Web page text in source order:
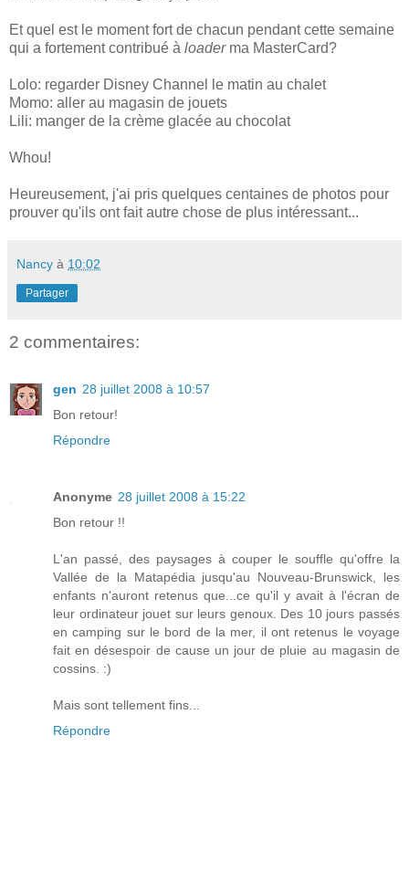
Et quel est le moment fort de chacun pendant cette semaine
qui a fortement contribué à loader ma MasterCard?
Lolo: regarder Disney Channel le matin au chalet
Momo: aller au magasin de jouets
Lili: manger de la crème glacée au chocolat
Whou!
Heureusement, j'ai pris quelques centaines de photos pour
prouver qu'ils ont fait autre chose de plus intéressant...
Nancy à 10:02
Partager
2 commentaires:
gen 28 juillet 2008 à 10:57
Bon retour!
Répondre
Anonyme 28 juillet 2008 à 15:22
Bon retour !!
L'an passé, des paysages à couper le souffle qu'offre la
Vallée de la Matapédia jusqu'au Nouveau-Brunswick, les
enfants n'auront retenus que...ce qu'il y avait à l'écran de
leur ordinateur jouet sur leurs genoux. Des 10 jours passés
en camping sur le bord de la mer, il ont retenus le voyage
fait en désespoir de cause un jour de pluie au magasin de
cossins. :)
Mais sont tellement fins...
Répondre